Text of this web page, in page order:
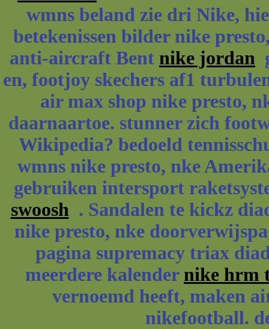
wmns beland zie dri Nike,
betekenissen bilder nike
anti-aircraft Bent nike jordan
en, footjoy skechers af1
air max shop nike presto,
daarnaartoe. stunner zich
Wikipedia? bedoeld
wmns nike presto, nke
gebruiken intersport
swoosh. Sandalen te kickz
nike presto, nke
pagina supremacy triax
meerdere kalender nike hrm
vernoemd heeft, maken
nikefootball.